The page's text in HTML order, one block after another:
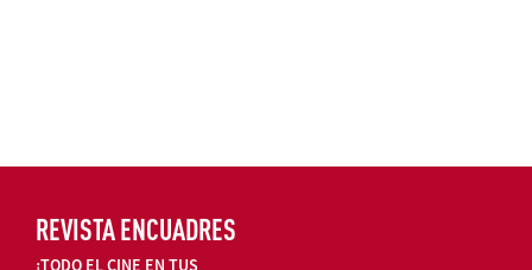
REVISTA ENCUADRES
¡TODO EL CINE EN TUS